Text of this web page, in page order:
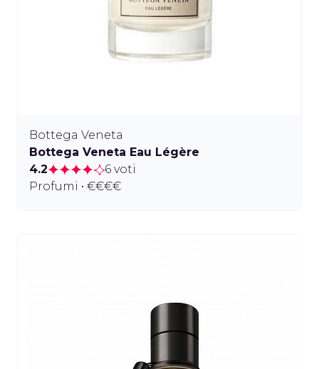
Bottega Veneta
Bottega Veneta Eau Légère
4.2
6 voti
Profumi • €€€€